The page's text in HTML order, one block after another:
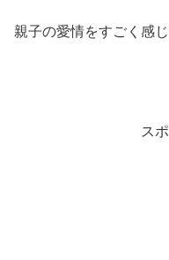
親子の愛情をすごく感
ス